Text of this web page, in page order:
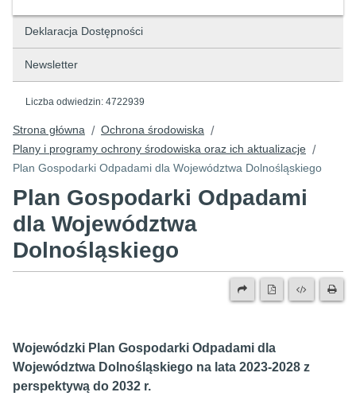
Deklaracja Dostępności
Newsletter
Liczba odwiedzin: 4722939
Strona główna / Ochrona środowiska /
Plany i programy ochrony środowiska oraz ich aktualizacje /
Plan Gospodarki Odpadami dla Województwa Dolnośląskiego
Plan Gospodarki Odpadami
dla Województwa
Dolnośląskiego
Wojewódzki Plan Gospodarki Odpadami dla
Województwa Dolnośląskiego na lata 2023-2028 z
perspektywą do 2032 r.